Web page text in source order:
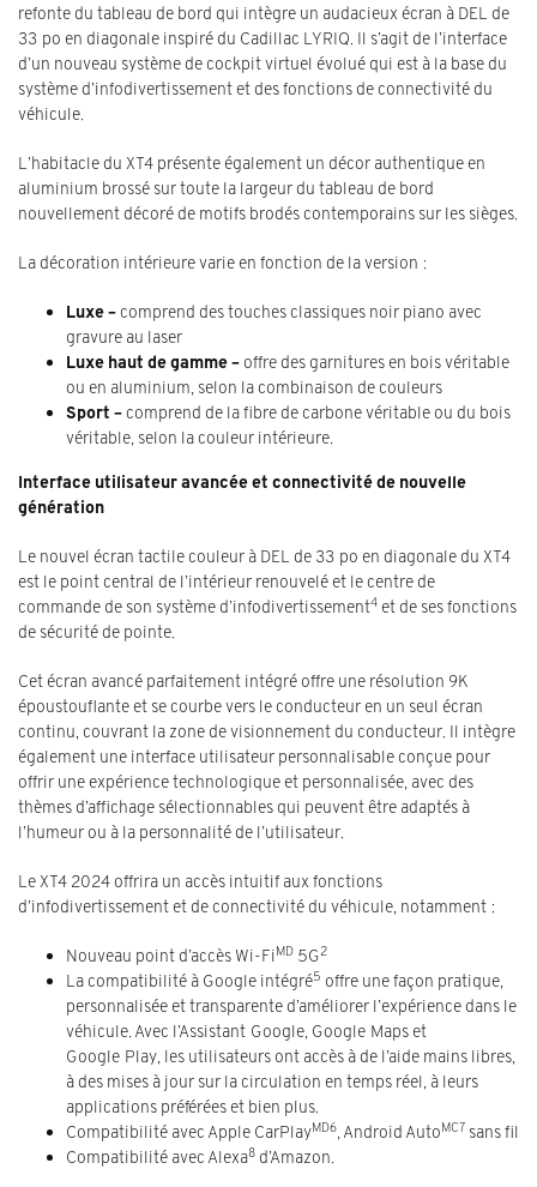
refonte du tableau de bord qui intègre un audacieux écran à DEL de
33 po en diagonale inspiré du Cadillac LYRIQ. Il s’agit de l’interface
d’un nouveau système de cockpit virtuel évolué qui est à la base du
système d’infodivertissement et des fonctions de connectivité du
véhicule.
L’habitacle du XT4 présente également un décor authentique en
aluminium brossé sur toute la largeur du tableau de bord
nouvellement décoré de motifs brodés contemporains sur les sièges.
La décoration intérieure varie en fonction de la version :
Luxe – comprend des touches classiques noir piano avec
gravure au laser
Luxe haut de gamme– offre des garnitures en bois véritable
ou en aluminium, selon la combinaison de couleurs
Sport – comprend de la fibre de carbone véritable ou du bois
véritable, selon la couleur intérieure.
Interface utilisateur avancée et connectivité de nouvelle
génération
Le nouvel écran tactile couleur à DEL de 33 po en diagonale du XT4
est le point central de l’intérieur renouvelé et le centre de
commande de son système d’infodivertissement4 et de ses fonctions
de sécurité de pointe.
Cet écran avancé parfaitement intégré offre une résolution 9K
époustouflante et se courbe vers le conducteur en un seul écran
continu, couvrant la zone de visionnement du conducteur. Il intègre
également une interface utilisateur personnalisable conçue pour
offrir une expérience technologique et personnalisée, avec des
thèmes d’affichage sélectionnables qui peuvent être adaptés à
l’humeur ou à la personnalité de l’utilisateur.
Le XT4 2024 offrira un accès intuitif aux fonctions
d’infodivertissement et de connectivité du véhicule, notamment :
Nouveau point d’accès Wi-FiMD 5G2
La compatibilité à Google intégré5 offre une façon pratique,
personnalisée et transparente d’améliorer l’expérience dans le
véhicule. Avec l’Assistant Google, Google Maps et
Google Play, les utilisateurs ont accès à de l’aide mains libres,
à des mises à jour sur la circulation en temps réel, à leurs
applications préférées et bien plus.
Compatibilité avec Apple CarPlayMD6, Android AutoMC7 sans fil
Compatibilité avec Alexa8 d’Amazon.